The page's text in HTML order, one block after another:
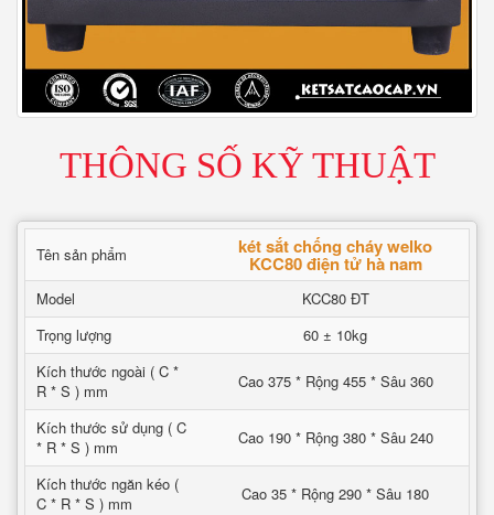
THÔNG SỐ KỸ THUẬT
Tên sản phẩm két sắt chống cháy welko
KCC80 điện tử hà nam
Model
KCC80 ĐT
Trọng lượng
60 ± 10kg
Kích thước ngoài ( C *
R * S ) mm
Cao 375 * Rộng 455 * Sâu 360
Kích thước sử dụng ( C
* R * S ) mm
Cao 190 * Rộng 380 * Sâu 240
Kích thước ngăn kéo (
C * R * S ) mm
Cao 35 * Rộng 290 * Sâu 180